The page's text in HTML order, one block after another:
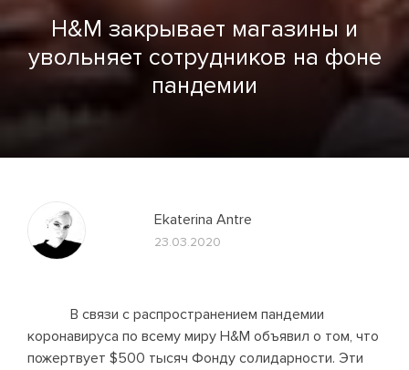
H&M закрывает магазины и
увольняет сотрудников на фоне
пандемии
Ekaterina Antre
23.03.2020
В связи с распространением пандемии
коронавируса по всему миру H&M объявил о том, что
пожертвует $500 тысяч Фонду солидарности. Эти